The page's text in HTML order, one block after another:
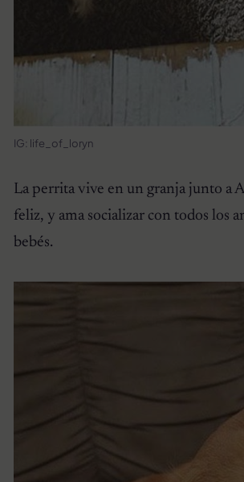
IG: life_of_loryn
La perrita vive en un granja junto a
feliz, y ama socializar con todos los
bebés.